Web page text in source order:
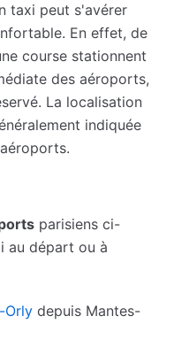
taxi peut s'avérer
En effet, de
course stationnent
des aéroports,
La localisation
indiquée
parisiens ci-
au départ ou à
Orly depuis Mantes-